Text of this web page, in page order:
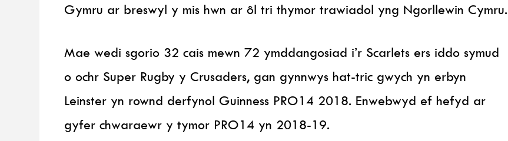
Gymru ar breswyl y mis hwn ar ôl tri thymor trawiadol yng Ngorllewin Cymru.
Mae wedi sgorio 32 cais mewn 72 ymddangosiad i’r Scarlets ers iddo symud
o ochr Super Rugby y Crusaders, gan gynnwys hat-tric gwych yn erbyn
Leinster yn rownd derfynol Guinness PRO14 2018. Enwebwyd ef hefyd ar
gyfer chwaraewr y tymor PRO14 yn 2018-19.